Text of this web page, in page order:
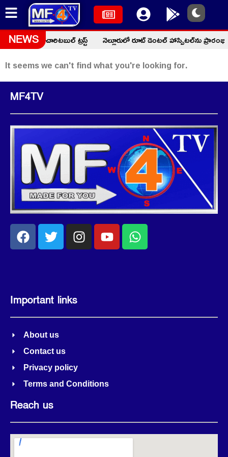
NEWS
ఫక్రుద్దీన్ చారిటబుల్ ట్రస్ట్
నెల్లూరులో రూట్ డెంటల్ హాస్పిటల్‌ను
It seems we can't find what you're looking for.
MF4TV
Important links
About us
Contact us
Privacy policy
Terms and Conditions
Reach us